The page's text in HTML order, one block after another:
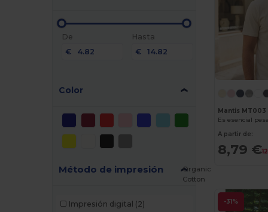
De
€
Hasta
€
Color
Método de impresión
Impresión digital (2)
Mantis MT003
Es esencial
A partir de:
8,79 €
-31%
Organic
Cotton